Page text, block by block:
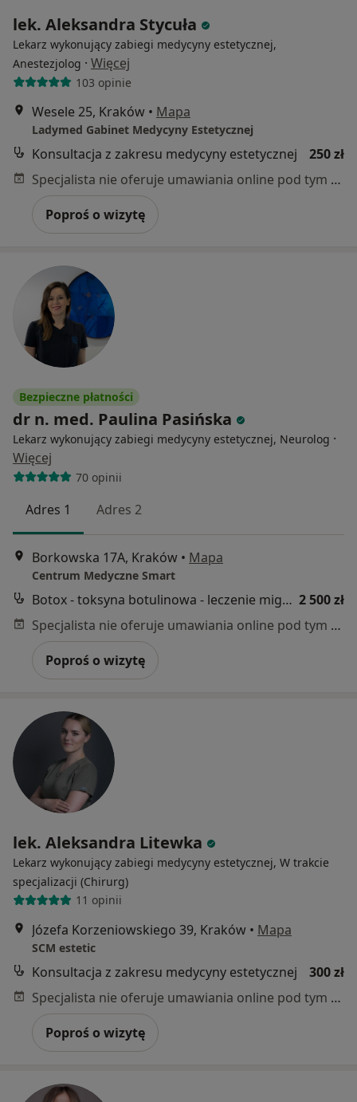
lek. Aleksandra Stycuła
Lekarz wykonujący zabiegi medycyny estetycznej,
Anestezjolog · Więcej
103 opinie
Wesele 25, Kraków • Mapa
Ladymed Gabinet Medycyny Estetycznej
Konsultacja z zakresu medycyny estetycznej
250 zł
Specjalista nie oferuje umawiania online pod tym adresem.
Poproś o wizytę
Bezpieczne płatności
dr n. med. Paulina Pasińska
Lekarz wykonujący zabiegi medycyny estetycznej, Neurolog ·
Więcej
70 opinii
Adres 1 Adres 2
Borkowska 17A, Kraków • Mapa
Centrum Medyczne Smart
Botox - toksyna botulinowa - leczenie migrenowych bólów głowy 2 500 zł
Specjalista nie oferuje umawiania online pod tym adresem.
Poproś o wizytę
lek. Aleksandra Litewka
Lekarz wykonujący zabiegi medycyny estetycznej, W trakcie
specjalizacji (Chirurg)
11 opinii
Józefa Korzeniowskiego 39, Kraków • Mapa
SCM estetic
Konsultacja z zakresu medycyny estetycznej
300 zł
Specjalista nie oferuje umawiania online pod tym adresem.
Poproś o wizytę